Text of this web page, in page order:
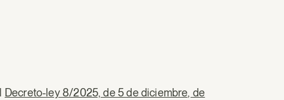
Decreto-ley 8/2025, de 5 de diciembre, de